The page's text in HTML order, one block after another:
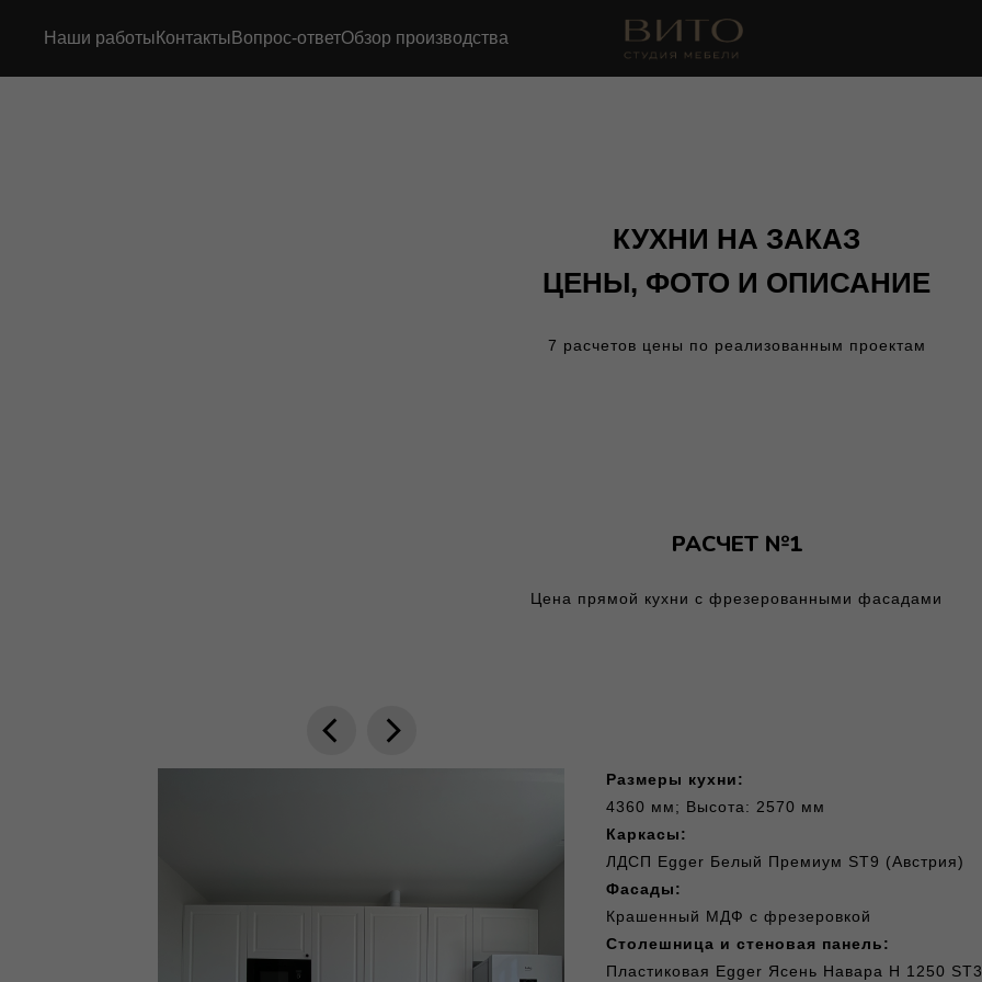
Наши работы Контакты Вопрос-ответОбзор производства
КУХНИ НА ЗАКАЗ
ЦЕНЫ, ФОТО И ОПИСАНИЕ
7 расчетов цены по реализованным проектам
РАСЧЕТ №1
Цена прямой кухни с фрезерованными фасадами
Размеры кухни:
4360 мм; Высота: 2570 мм
Каркасы:
ЛДСП Egger Белый Премиум ST9 (Австрия)
Фасады:
Крашенный МДФ с фрезеровкой
Столешница и стеновая панель:
Пластиковая Egger Ясень Навара Н 1250